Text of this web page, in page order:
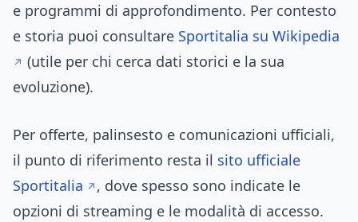
e programmi di approfondimento. Per contesto
e storia puoi consultare Sportitalia su Wikipedia
(utile per chi cerca dati storici e la sua
evoluzione).
Per offerte, palinsesto e comunicazioni ufficiali,
il punto di riferimento resta il sito ufficiale
Sportitalia
, dove spesso sono indicate le
opzioni di streaming e le modalità di accesso.